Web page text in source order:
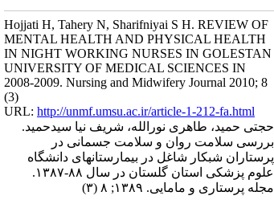
Hojjati H, Tahery N, Sharifniyai S H. REVIEW OF
MENTAL HEALTH AND PHYSICAL HEALTH
IN NIGHT WORKING NURSES IN GOLESTAN
UNIVERSITY OF MEDICAL SCIENCES IN
2008-2009. Nursing and Midwifery Journal 2010; 8
(3)
URL: http://unmf.umsu.ac.ir/article-1-212-fa.html
حجتی حمید، طاهری نورالله، شریف نیا سیدحمید.
بررسی سلامت روان و سلامت جسمانی در
پرستاران شب­کار شاغل در بیمارستان­های دانشگاه
علوم پزشکی استان گلستان در سال ۸۸-۱۳۸۷.
مجله پرستاری و مامایی. ۱۳۸۹; ۸ (۳)